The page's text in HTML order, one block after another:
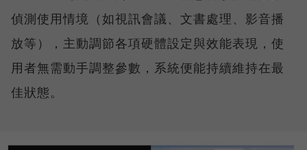
偵測使用情境（如視訊會議、文書處理、影音播
放等），主動調節各項硬體設定與效能表現，使
用者無需動手調整參數，系統便能持續維持在最
佳狀態。